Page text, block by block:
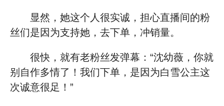
显然，她这个人很实诚，担心直播间的粉
丝们是因为支持她，去下单，冲销量。
很快，就有老粉丝发弹幕：“沈幼薇，你就
别自作多情了！我们下单，是因为白雪公主这
次诚意很足！”